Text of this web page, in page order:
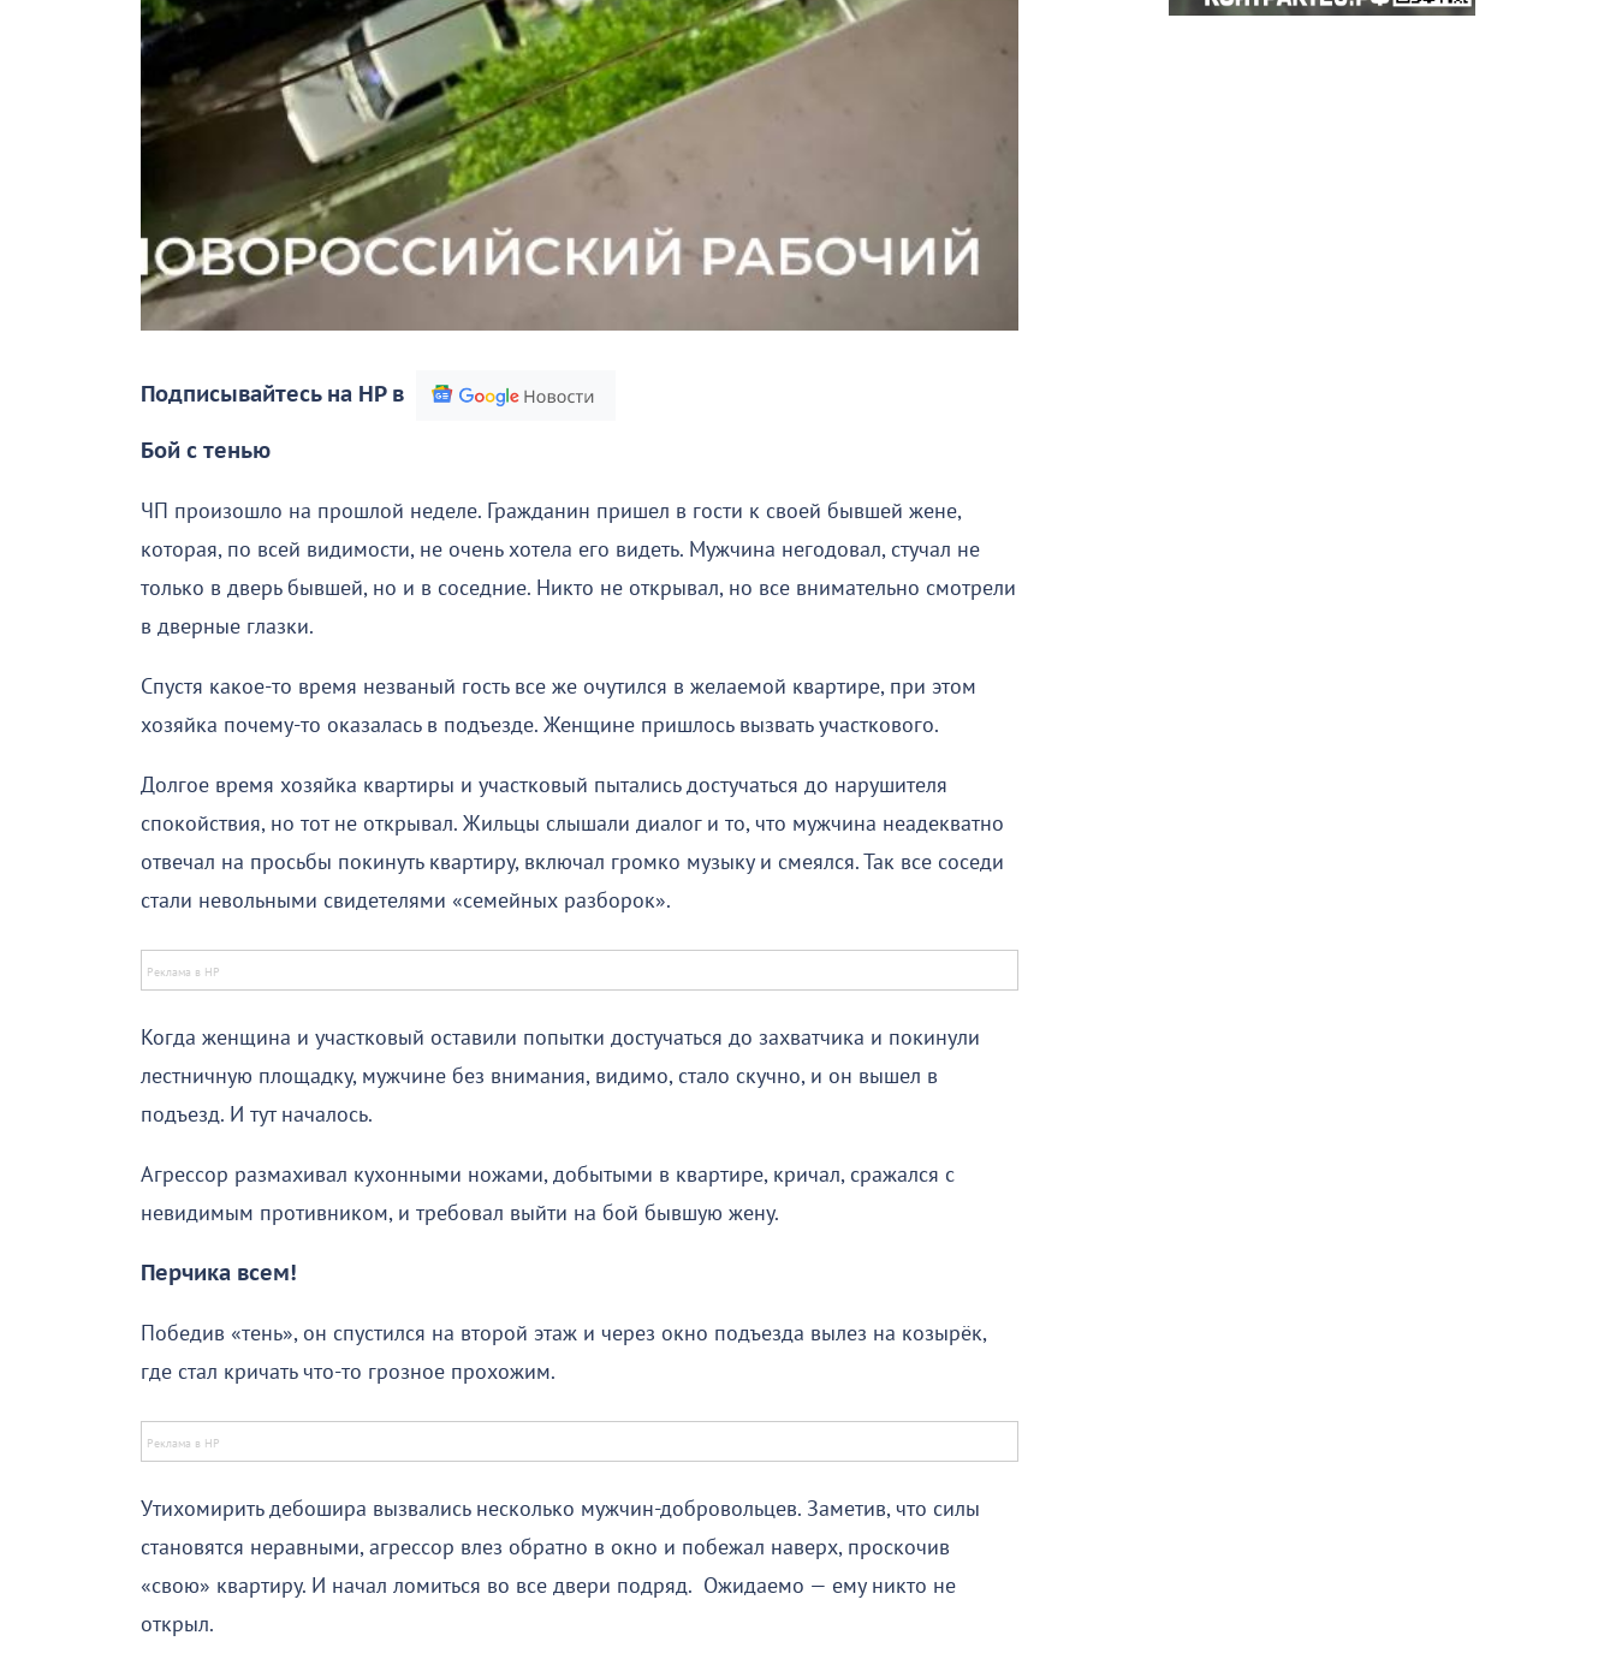
Подписывайтесь на НР в
Бой с тенью
ЧП произошло на прошлой неделе. Гражданин пришел в гости к своей бывшей жене,
которая, по всей видимости, не очень хотела его видеть. Мужчина негодовал, стучал не
только в дверь бывшей, но и в соседние. Никто не открывал, но все внимательно смотрели
в дверные глазки.
Спустя какое-то время незваный гость все же очутился в желаемой квартире, при этом
хозяйка почему-то оказалась в подъезде. Женщине пришлось вызвать участкового.
Долгое время хозяйка квартиры и участковый пытались достучаться до нарушителя
спокойствия, но тот не открывал. Жильцы слышали диалог и то, что мужчина неадекватно
отвечал на просьбы покинуть квартиру, включал громко музыку и смеялся. Так все соседи
стали невольными свидетелями «семейных разборок».
Когда женщина и участковый оставили попытки достучаться до захватчика и покинули
лестничную площадку, мужчине без внимания, видимо, стало скучно, и он вышел в
подъезд. И тут началось.
Агрессор размахивал кухонными ножами, добытыми в квартире, кричал, сражался с
невидимым противником, и требовал выйти на бой бывшую жену.
Перчика всем!
Победив «тень», он спустился на второй этаж и через окно подъезда вылез на козырёк,
где стал кричать что-то грозное прохожим.
Утихомирить дебошира вызвались несколько мужчин-добровольцев. Заметив, что силы
становятся неравными, агрессор влез обратно в окно и побежал наверх, проскочив
«свою» квартиру. И начал ломиться во все двери подряд. Ожидаемо — ему никто не
открыл.